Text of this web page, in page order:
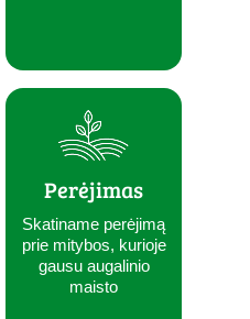
Perėjimas
Skatiname perėjimą
prie mitybos, kurioje
gausu augalinio
maisto